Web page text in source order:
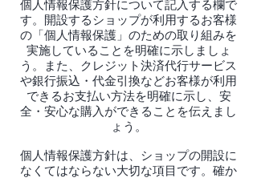
個人情報保護方針について記入する欄で
す。開設するショップが利用するお客様
の「個人情報保護」のための取り組みを
実施していることを明確に示しましょ
う。また、クレジット決済代行サービス
や銀行振込・代金引換などお客様が利用
できるお支払い方法を明確に示し、安
全・安心な購入ができることを伝えまし
ょう。
個人情報保護方針は、ショップの開設に
なくてはならない大切な項目です。確か